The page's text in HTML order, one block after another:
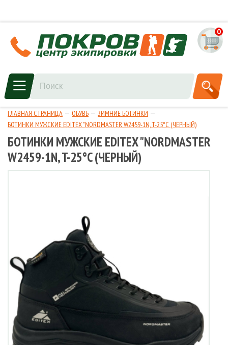
0
ГЛАВНАЯ СТРАНИЦА ОБУВЬ
ЗИМНИЕ БОТИНКИ
БОТИНКИ МУЖСКИЕ EDITEX "NORDMASTER W2459-1N, T-25°C (ЧЕРНЫЙ)
БОТИНКИ МУЖСКИЕ EDITEX "NORDMASTER
W2459-1N, T-25°C (ЧЕРНЫЙ)